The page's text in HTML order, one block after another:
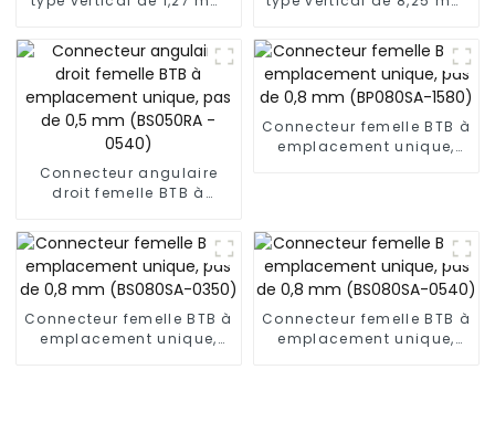
Connecteur angulaire
droit femelle BTB à
pas de 0,5 mm (BS050RA
- 0540)
Connecteur femelle BTB à
emplacement unique,
Connecteur femelle BTB à
emplacement unique,
Connecteur femelle BTB à
emplacement unique,